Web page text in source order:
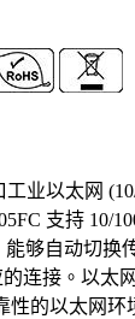
业以太网
支持 10/
够自动切换
连接。以太
性的以太网